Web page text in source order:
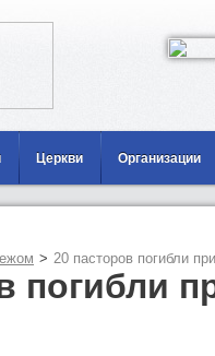
Церкви Организации
> 20 пасторов погибли
погибли